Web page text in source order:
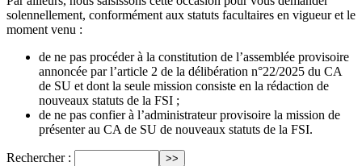
solennellement, conformément aux statuts facultaires en vigueur et le
moment venu :
de ne pas procéder à la constitution de l’assemblée provisoire
annoncée par l’article 2 de la délibération n°22/2025 du CA
de SU et dont la seule mission consiste en la rédaction de
nouveaux statuts de la FSI ;
de ne pas confier à l’administrateur provisoire la mission de
présenter au CA de SU de nouveaux statuts de la FSI.
Rechercher :